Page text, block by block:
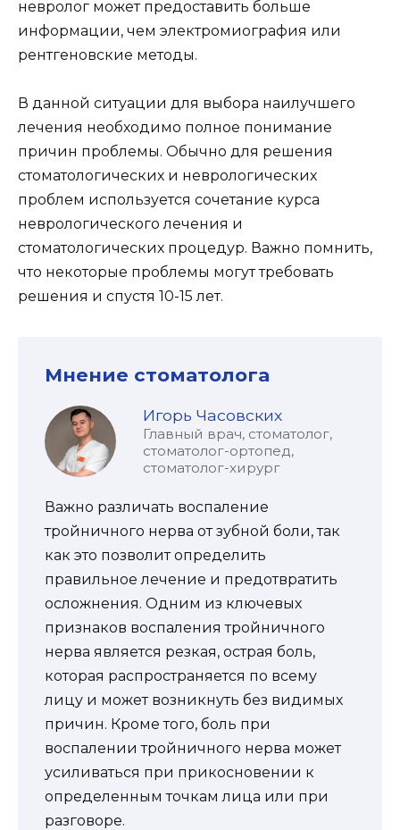
невролог может предоставить больше
информации, чем электромиография или
рентгеновские методы.
В данной ситуации для выбора наилучшего
лечения необходимо полное понимание
причин проблемы. Обычно для решения
стоматологических и неврологических
проблем используется сочетание курса
неврологического лечения и
стоматологических процедур. Важно помнить,
что некоторые проблемы могут требовать
решения и спустя 10-15 лет.
Мнение стоматолога
Игорь Часовских
Главный врач, стоматолог,
стоматолог-ортопед,
стоматолог-хирург
Важно различать воспаление
тройничного нерва от зубной боли, так
как это позволит определить
правильное лечение и предотвратить
осложнения. Одним из ключевых
признаков воспаления тройничного
нерва является резкая, острая боль,
которая распространяется по всему
лицу и может возникнуть без видимых
причин. Кроме того, боль при
воспалении тройничного нерва может
усиливаться при прикосновении к
определенным точкам лица или при
разговоре.